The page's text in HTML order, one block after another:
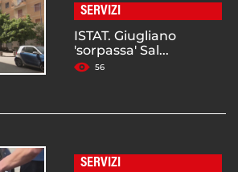
SERVIZI
ISTAT. Giugliano
'sorpassa' Sal...
56
SERVIZI